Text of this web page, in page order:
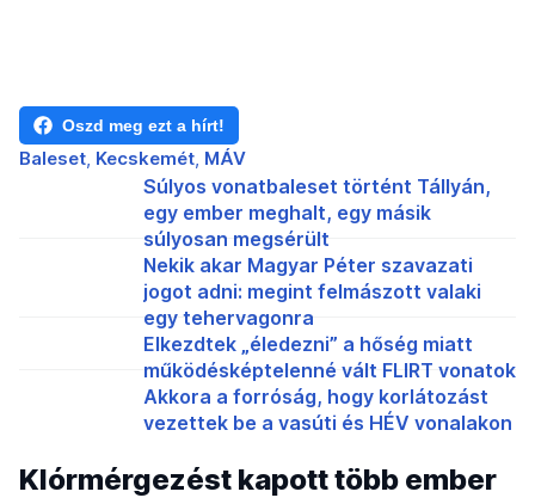
Oszd meg ezt a hírt!
Baleset Kecskemét MÁV
Súlyos vonatbaleset történt Tállyán,
egy ember meghalt, egy másik
súlyosan megsérült
Nekik akar Magyar Péter szavazati
jogot adni: megint felmászott valaki
egy tehervagonra
Elkezdtek „éledezni” a hőség miatt
működésképtelenné vált FLIRT vonatok
Akkora a forróság, hogy korlátozást
vezettek be a vasúti és HÉV vonalakon
Klórmérgezést kapott több ember